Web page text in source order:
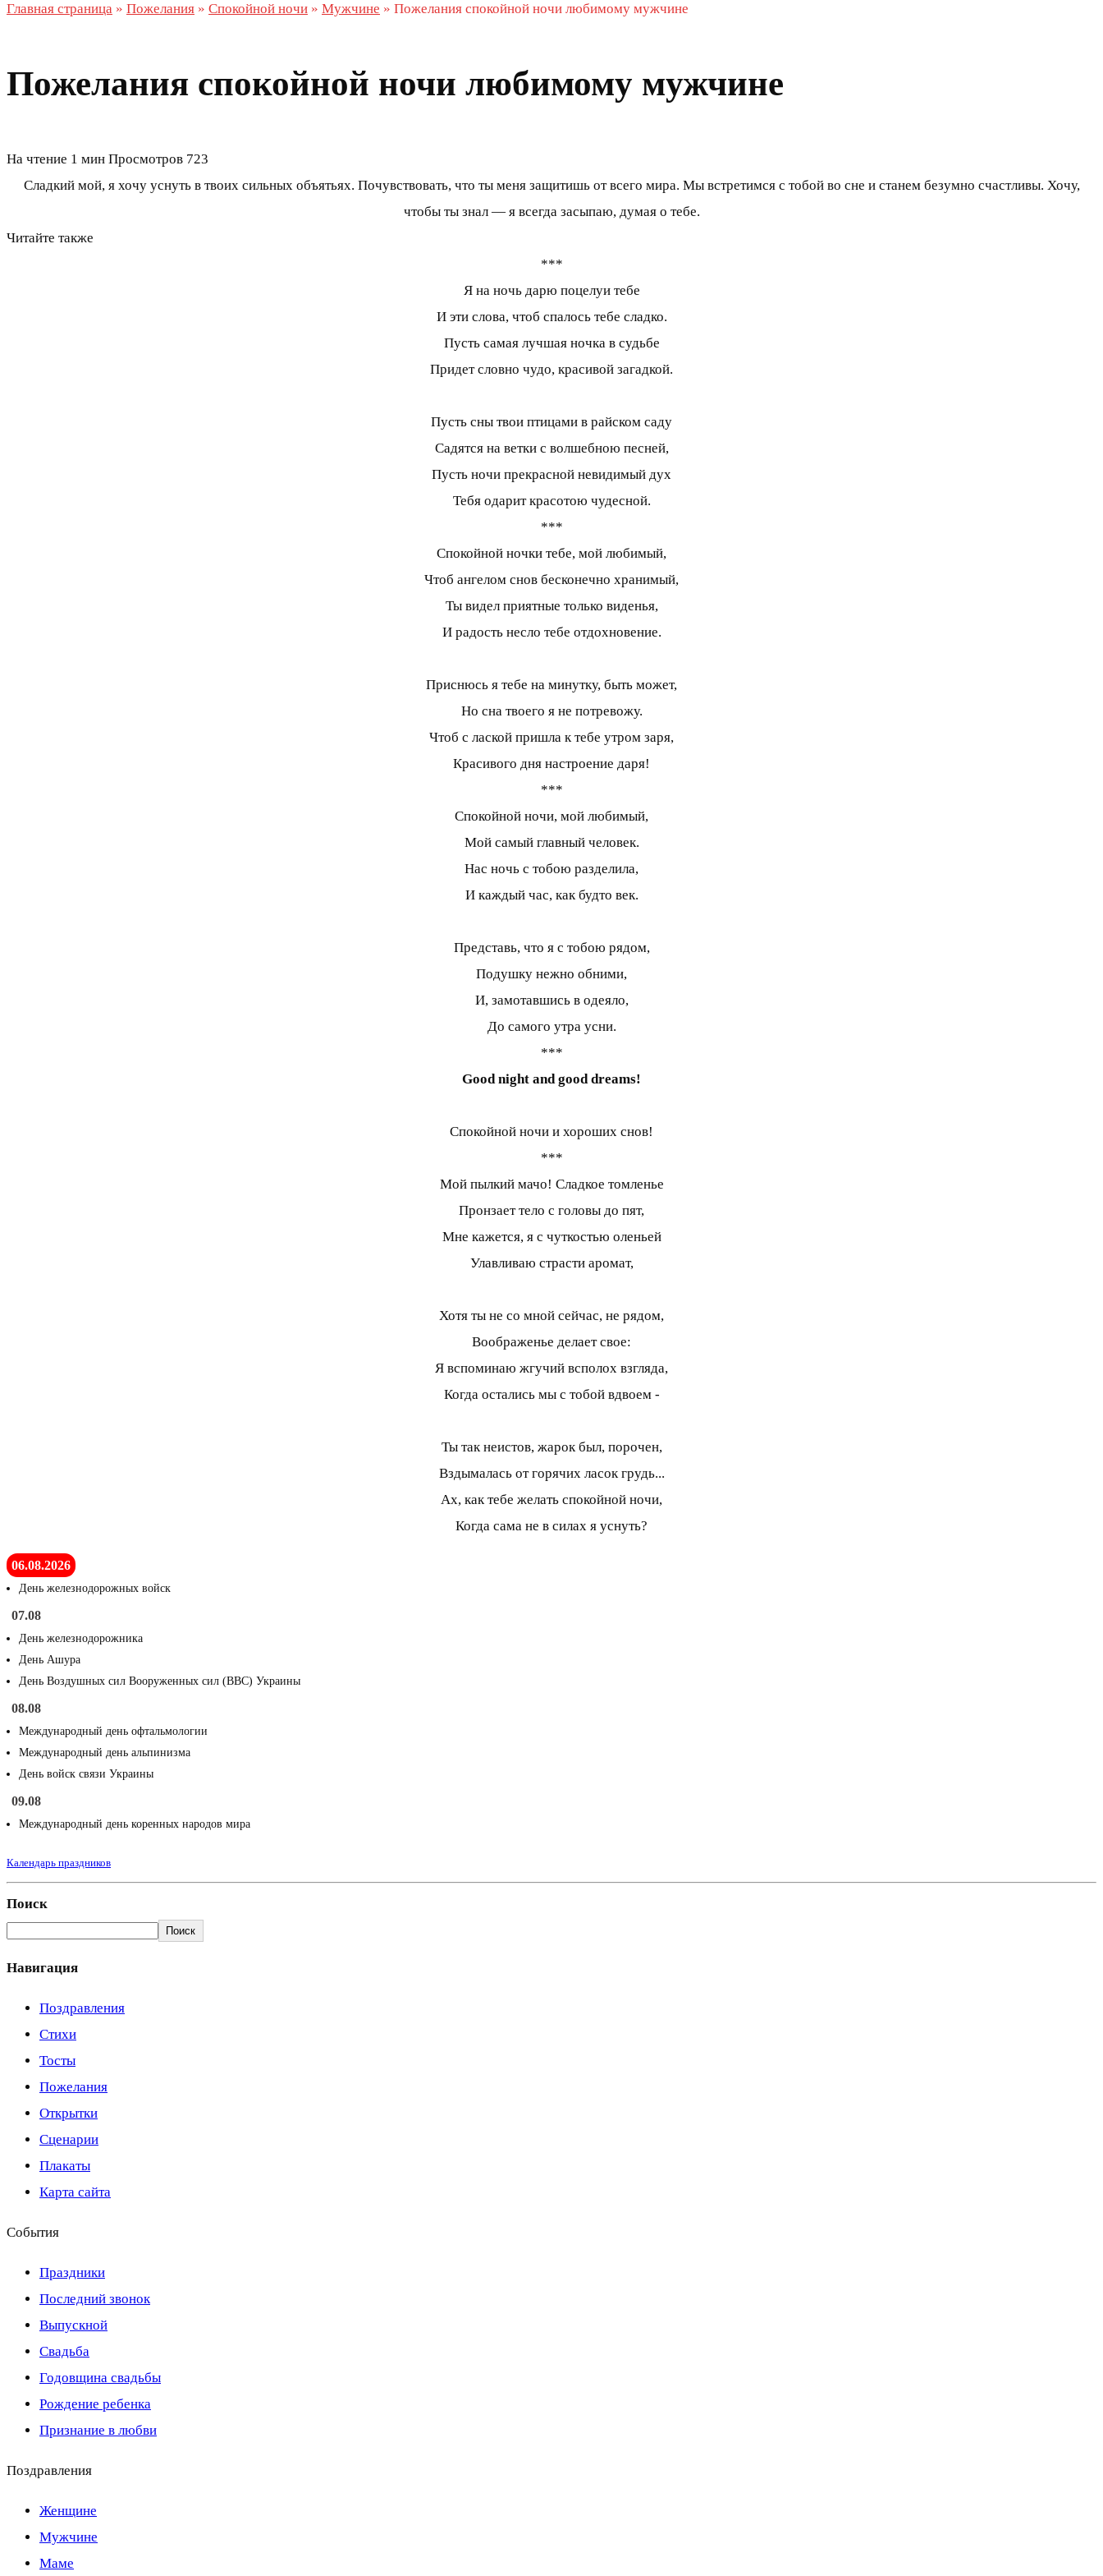
Главная страница » Пожелания » Спокойной ночи » Мужчине » Пожелания спокойной ночи любимому мужчине
Пожелания спокойной ночи любимому мужчине
На чтение 1 мин Просмотров 723
Сладкий мой, я хочу уснуть в твоих сильных объятьях. Почувствовать, что ты меня защитишь от всего мира. Мы встретимся с тобой во сне и станем безумно счастливы. Хочу,
чтобы ты знал — я всегда засыпаю, думая о тебе.
Читайте также
***
Я на ночь дарю поцелуи тебе
И эти слова, чтоб спалось тебе сладко.
Пусть самая лучшая ночка в судьбе
Придет словно чудо, красивой загадкой.
Пусть сны твои птицами в райском саду
Садятся на ветки с волшебною песней,
Пусть ночи прекрасной невидимый дух
Тебя одарит красотою чудесной.
***
Спокойной ночки тебе, мой любимый,
Чтоб ангелом снов бесконечно хранимый,
Ты видел приятные только виденья,
И радость несло тебе отдохновение.
Приснюсь я тебе на минутку, быть может,
Но сна твоего я не потревожу.
Чтоб с лаской пришла к тебе утром заря,
Красивого дня настроение даря!
***
Спокойной ночи, мой любимый,
Мой самый главный человек.
Нас ночь с тобою разделила,
И каждый час, как будто век.
Представь, что я с тобою рядом,
Подушку нежно обними,
И, замотавшись в одеяло,
До самого утра усни.
***
Good night and good dreams!
Спокойной ночи и хороших снов!
***
Мой пылкий мачо! Сладкое томленье
Пронзает тело с головы до пят,
Мне кажется, я с чуткостью оленьей
Улавливаю страсти аромат,
Хотя ты не со мной сейчас, не рядом,
Воображенье делает свое:
Я вспоминаю жгучий всполох взгляда,
Когда остались мы с тобой вдвоем -
Ты так неистов, жарок был, порочен,
Вздымалась от горячих ласок грудь...
Ах, как тебе желать спокойной ночи,
Когда сама не в силах я уснуть?
06.08.2026
День железнодорожных войск
07.08
День железнодорожника
День Ашура
День Воздушных сил Вооруженных сил (ВВС) Украины
08.08
Международный день офтальмологии
Международный день альпинизма
День войск связи Украины
09.08
Международный день коренных народов мира
Календарь праздников
Поиск
Поиск
Навигация
Поздравления
Стихи
Тосты
Пожелания
Открытки
Сценарии
Плакаты
Карта сайта
События
Праздники
Последний звонок
Выпускной
Свадьба
Годовщина свадьбы
Рождение ребенка
Признание в любви
Поздравления
Женщине
Мужчине
Маме